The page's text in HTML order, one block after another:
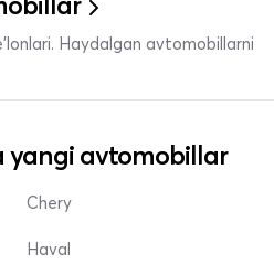
Haydalgan avtomobillarni
yangi avtomobillar
Chery
Haval